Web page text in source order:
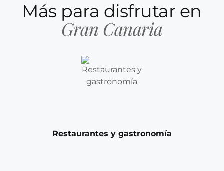
Más para disfrutar en
Gran Canaria
Restaurantes y gastronomía